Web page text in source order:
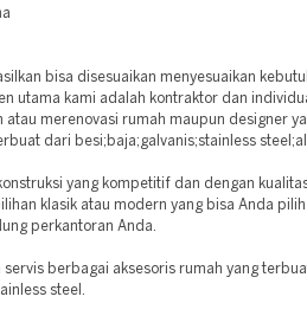
bisa disesuaikan menyesuaikan
utama kami adalah kontraktor dan
atau merenovasi rumah maupun designer
dari besi;baja;galvanis;stainless
yang kompetitif dan dengan
klasik atau modern yang bisa Anda
perkantoran Anda.
servis berbagai aksesoris rumah yang
steel.